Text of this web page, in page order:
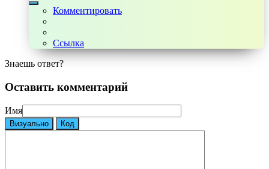
Комментировать
Ссылка
Знаешь ответ?
Оставить комментарий
Имя
Визуально Код